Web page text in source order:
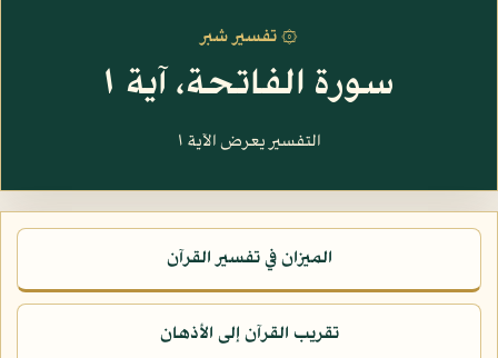
۞ تفسير شبر
سورة الفاتحة، آية ١
التفسير يعرض الآية ١
الميزان في تفسير القرآن
تقريب القرآن إلى الأذهان